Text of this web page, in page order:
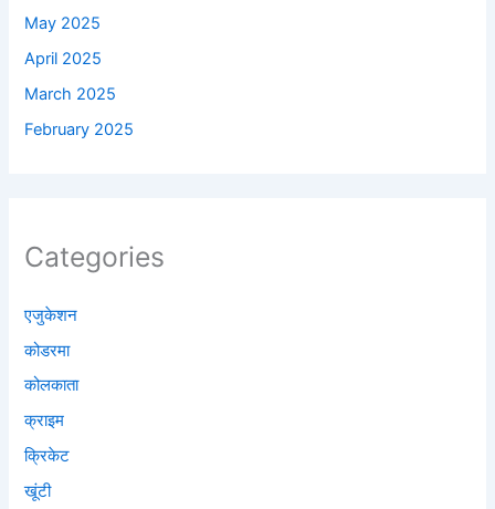
May 2025
April 2025
March 2025
February 2025
Categories
एजुकेशन
कोडरमा
कोलकाता
क्राइम
क्रिकेट
खूंटी